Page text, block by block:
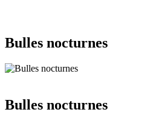
Bulles nocturnes
Bulles nocturnes